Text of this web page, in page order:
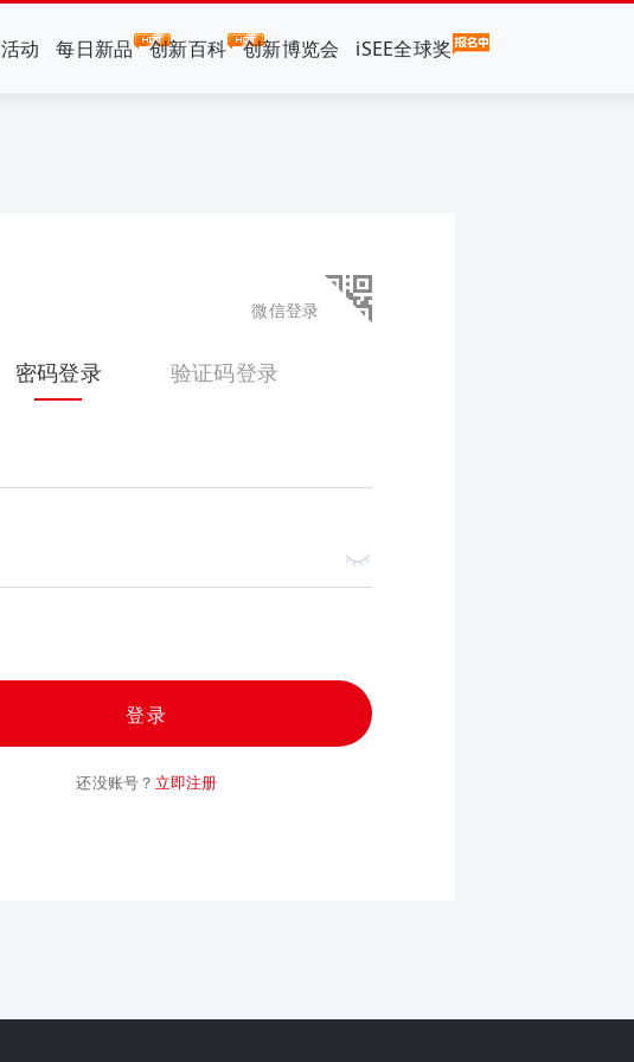
活动 每日新品 创新百科 创新博览会 iSEE全球奖
微信登录
密码登录 验证码登录
登录
还没账号？ 立即注册